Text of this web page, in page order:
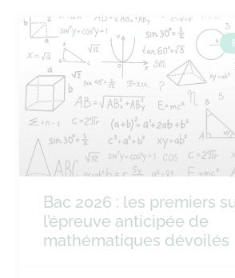
Bac 2026 : les premiers
l’épreuve anticipée de
mathématiques dévoilés